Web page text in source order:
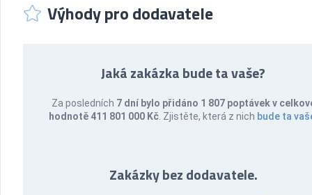
Výhody pro dodavatele
Jaká zakázka bude ta vaše?
Za posledních 7 dní bylo přidáno 1 807 poptávek v
hodnotě 411 801 000 Kč . Zjistěte, která z nich bude ta
Zakázky bez dodavatele.